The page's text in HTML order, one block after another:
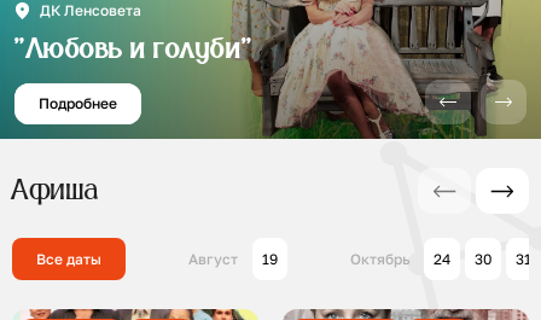
"Любовь и голуби"
ДК Ленсовета
Подробнее
Афиша
Все даты Август 19 Октябрь 24 30 31